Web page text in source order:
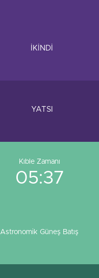
İKİNDİ
YATSI
Kıble Zamanı
05:37
Astronomik Güneş Batış